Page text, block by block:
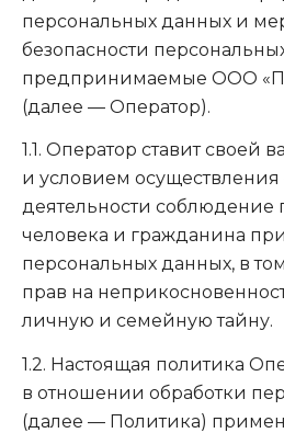
персональных данных и
безопасности
предпринимаемые ООО
(далее — Оператор).
1.1. Оператор ставит
и условием осуществления
деятельности соблюдение
человека и гражданина
персональных данных, в
прав на
личную и семейную тайну.
1.2. Настоящая политика
в отношении обработки
(далее — Политика)